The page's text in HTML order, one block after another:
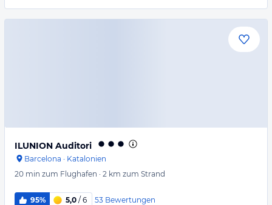
ILUNION Auditori
Barcelona · Katalonien
20 min zum Flughafen · 2 km zum Strand
95% 5,0 / 6 53 Bewertungen